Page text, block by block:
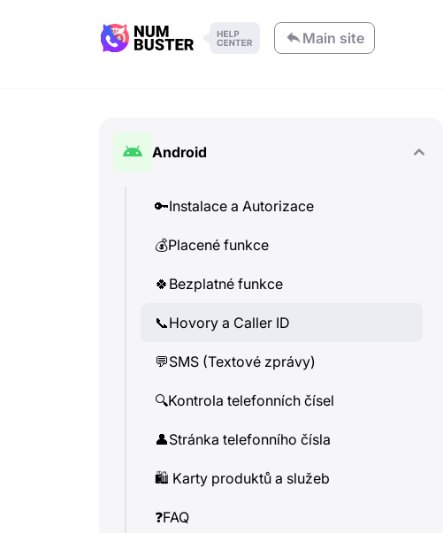
Main site
Android
🔑Instalace a Autorizace
💰Placené funkce
🍀 Bezplatné funkce
📞Hovory a Caller ID
💬SMS (Textové zprávy)
🔍Kontrola telefonních čísel
👤Stránka telefonního čísla
🛍 ️ Karty produktů a služeb
❓FAQ